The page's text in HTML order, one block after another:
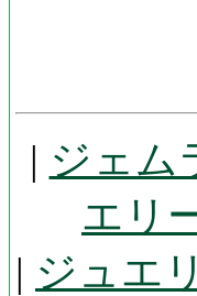
| ジェム
エリ
| ジュエ